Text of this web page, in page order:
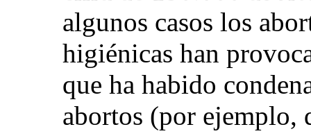
algunos casos los
higiénicas han
que ha habido
abortos (por ejemplo,